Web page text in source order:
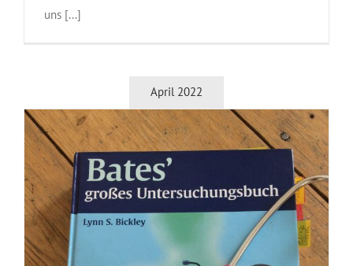
uns [...]
April 2022